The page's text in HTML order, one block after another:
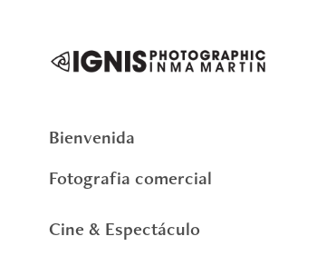
Bienvenida
Fotografia comercial
Cine & Espectáculo